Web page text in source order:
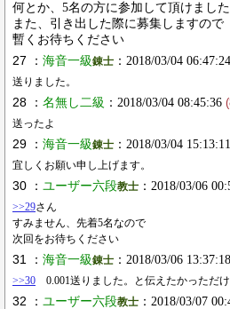
何とか、5名の方に参加して頂けました
また、引き出した際に募集しますので
暫くお待ちください
27 ： 海音一級錬士 ：2018/03/04 06:47:24
送りました。
28 ： 名無し二級 ：2018/03/04 08:45:36
送ったよ
29 ： 海音一級錬士 ：2018/03/04 15:13:11
宜しくお願い申し上げます。
30 ： ユーザー六段教士 ：2018/03/06
>>29さん
すみません、先着5名なので
次回をお待ちください
31 ： 海音一級錬士 ：2018/03/06 13:37:18
>>30 0.001送りました。と伝えたかっただけ
32 ： ユーザー六段教士 ：2018/03/07